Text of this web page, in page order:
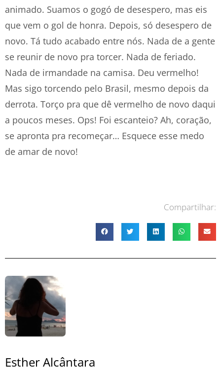
animado. Suamos o gogó de desespero, mas eis
que vem o gol de honra. Depois, só desespero de
novo. Tá tudo acabado entre nós. Nada de a gente
se reunir de novo pra torcer. Nada de feriado.
Nada de irmandade na camisa. Deu vermelho!
Mas sigo torcendo pelo Brasil, mesmo depois da
derrota. Torço pra que dê vermelho de novo daqui
a poucos meses. Ops! Foi escanteio? Ah, coração,
se apronta pra recomeçar… Esquece esse medo
de amar de novo!
Compartilhar:
Esther Alcântara